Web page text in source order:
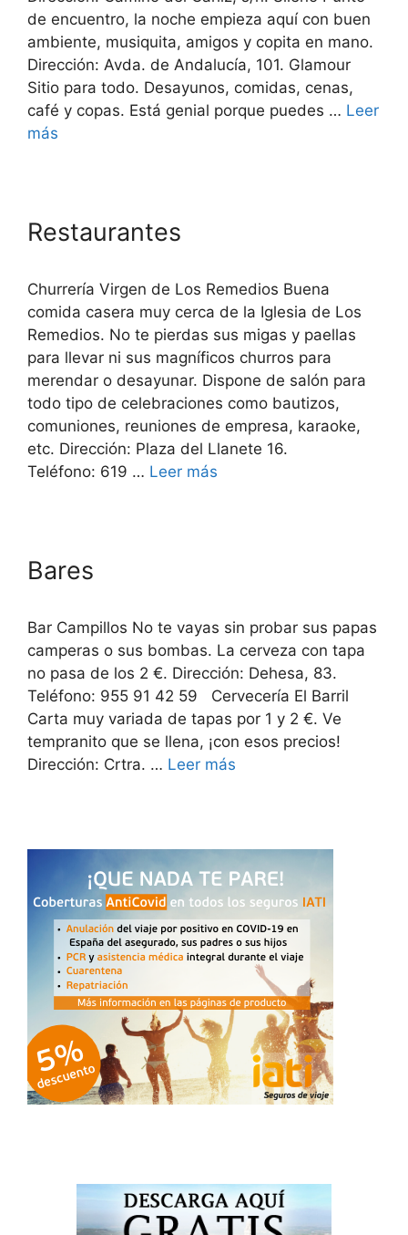
de encuentro, la noche empieza aquí con buen
ambiente, musiquita, amigos y copita en mano.
Dirección: Avda. de Andalucía, 101. Glamour
Sitio para todo. Desayunos, comidas, cenas,
café y copas. Está genial porque puedes … Leer
más
Restaurantes
Churrería Virgen de Los Remedios Buena
comida casera muy cerca de la Iglesia de Los
Remedios. No te pierdas sus migas y paellas
para llevar ni sus magníficos churros para
merendar o desayunar. Dispone de salón para
todo tipo de celebraciones como bautizos,
comuniones, reuniones de empresa, karaoke,
etc. Dirección: Plaza del Llanete 16.
Teléfono: 619 … Leer más
Bares
Bar Campillos No te vayas sin probar sus papas
camperas o sus bombas. La cerveza con tapa
no pasa de los 2 €. Dirección: Dehesa, 83.
Teléfono: 955 91 42 59 Cervecería El Barril
Carta muy variada de tapas por 1 y 2 €. Ve
tempranito que se llena, ¡con esos precios!
Dirección: Crtra. … Leer más